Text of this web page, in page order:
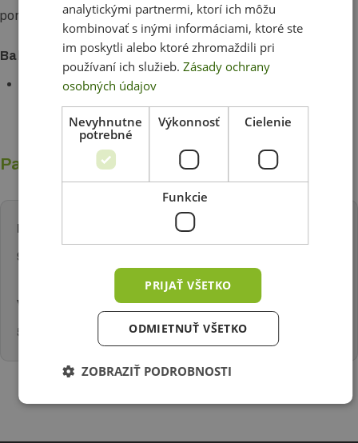
poradíme vám.Puzdro je univerzálne.
Balenie obsahuje:
prepravné univerzálne puzdro
Parametre
Rozmer:
92 (š) x 28 (v) x 13 (d) cm
Váha:
5 kg
analytickými partnermi, ktorí ich môžu
kombinovať s inými informáciami, ktoré ste
im poskytli alebo ktoré zhromaždili pri
používaní ich služieb.Zásady ochrany
osobných údajov
Nevyhnutne
potrebné
Výkonnosť Cielenie
Funkcie
PRIJAŤ VŠETKO
ODMIETNUŤ VŠETKO
ZOBRAZIŤ PODROBNOSTI